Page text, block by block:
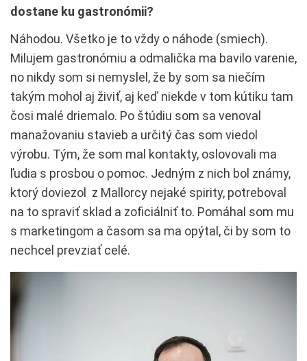
dostane ku gastronómii?
Náhodou. Všetko je to vždy o náhode (smiech).
Milujem gastronómiu a odmalička ma bavilo varenie,
no nikdy som si nemyslel, že by som sa niečím
takým mohol aj živiť, aj keď niekde v tom kútiku tam
čosi malé driemalo. Po štúdiu som sa venoval
manažovaniu stavieb a určitý čas som viedol
výrobu. Tým, že som mal kontakty, oslovovali ma
ľudia s prosbou o pomoc. Jedným z nich bol známy,
ktorý doviezol z Mallorcy nejaké spirity, potreboval
na to spraviť sklad a zoficiálniť to. Pomáhal som mu
s marketingom a časom sa ma opýtal, či by som to
nechcel prevziať celé.